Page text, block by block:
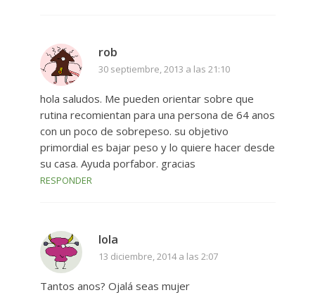
rob
30 septiembre, 2013 a las 21:10
hola saludos. Me pueden orientar sobre que
rutina recomientan para una persona de 64 anos
con un poco de sobrepeso. su objetivo
primordial es bajar peso y lo quiere hacer desde
su casa. Ayuda porfabor. gracias
RESPONDER
lola
13 diciembre, 2014 a las 2:07
Tantos anos? Ojalá seas mujer